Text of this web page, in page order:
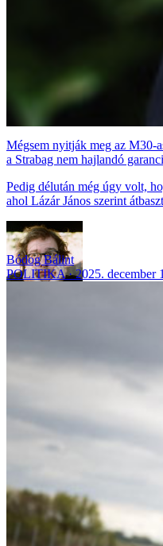
Mégsem nyitják meg az M30-
a Strabag nem hajlandó
Pedig délután még úgy volt,
ahol Lázár János szerint
Bódog Bálint
POLITIKA
2025. december